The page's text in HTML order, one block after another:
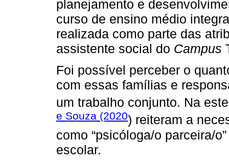
planejamento e
curso de ensino médio
realizada como parte das
assistente social do Campus
Foi possível perceber o
com essas famílias e
um trabalho conjunto. Na
e Souza (2020) reiteram a
como “psicóloga/o parceira/
escolar.